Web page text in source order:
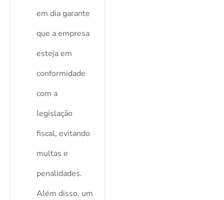
em dia garante
que a empresa
esteja em
conformidade
com a
legislação
fiscal, evitando
multas e
penalidades.
Além disso, um